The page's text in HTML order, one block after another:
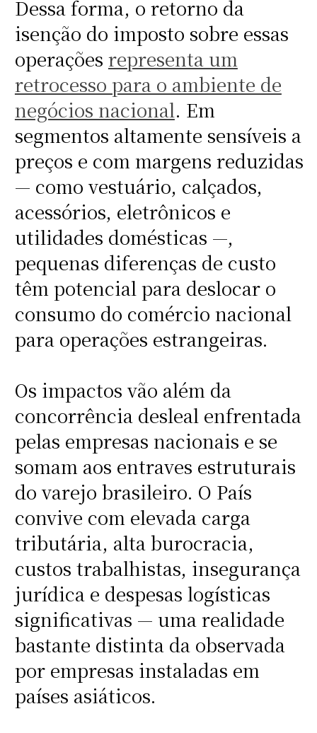
Dessa forma, o retorno da
isenção do imposto sobre essas
operações representa um
retrocesso para o ambiente de
negócios nacional. Em
segmentos altamente sensíveis a
preços e com margens reduzidas
— como vestuário, calçados,
acessórios, eletrônicos e
utilidades domésticas —,
pequenas diferenças de custo
têm potencial para deslocar o
consumo do comércio nacional
para operações estrangeiras.
Os impactos vão além da
concorrência desleal enfrentada
pelas empresas nacionais e se
somam aos entraves estruturais
do varejo brasileiro. O País
convive com elevada carga
tributária, alta burocracia,
custos trabalhistas, insegurança
jurídica e despesas logísticas
significativas — uma realidade
bastante distinta da observada
por empresas instaladas em
países asiáticos.